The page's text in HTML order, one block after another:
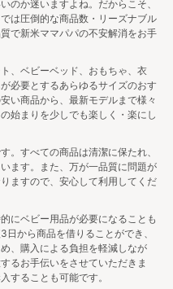
も多いでしょう。B型ベ
べて軽量で操作性も良い
、それを使えるように
機能が充実したタイプ
することが大切です。
てA型ベビーカーとB型
特徴が異なるため、ど
てみましょう。
のか迷いますよね。だからこそ、
は圧倒的な商品数・リーズナブル
で新米ママパパの不安解消をお手
、ベビーベッド、おもちゃ、衣
必要とするあらゆるサイズのおす
い商品から、最新モデルまで様々
始まりを少しでも楽しく・楽にし
。すべての商品は清潔に保たれ、
ます。また、万が一品質に問題が
ますので、安心して利用してくだ
にベビー用品が必要になることも
から商品を借りることができ、
、購入による負担を軽減しなが
るお手伝いをさせていただきま
することも可能です。